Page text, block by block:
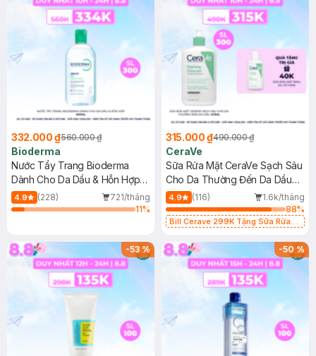
332.000 ₫560.000 ₫
Bioderma
Nước Tẩy Trang Bioderma
Dành Cho Da Dầu & Hỗn Hợp
500ml
4.9 (228)
721/tháng
11%
315.000 ₫490.000 ₫
CeraVe
Sữa Rửa Mặt CeraVe Sạch Sâu
Cho Da Thường Đến Da Dầu
473ml
4.9 (116)
1.6k/tháng
88%
Bill Cerave 299K Tặng Sữa Rửa
-53% -50%